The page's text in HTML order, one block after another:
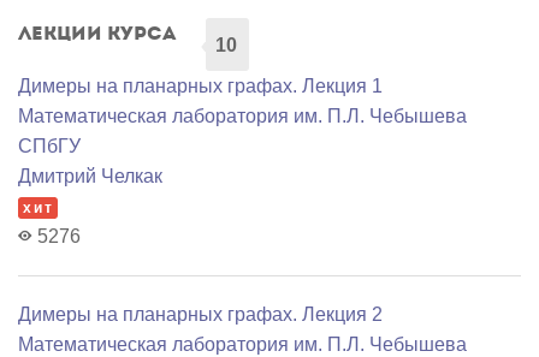
Лекции курса
10
Димеры на планарных графах. Лекция 1
Математичеcкая лаборатория им. П.Л. Чебышева
СПбГУ
Дмитрий Челкак
хит
5276
Димеры на планарных графах. Лекция 2
Математичеcкая лаборатория им. П.Л. Чебышева